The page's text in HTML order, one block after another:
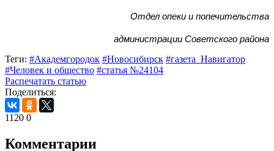
Отдел опеки и попечительства
администрации Советского района
Теги: #Академгородок #Новосибирск #газета_Навигатор
#Человек и общество #статья №24104
Распечатать статью
Поделиться:
1120 0
Комментарии